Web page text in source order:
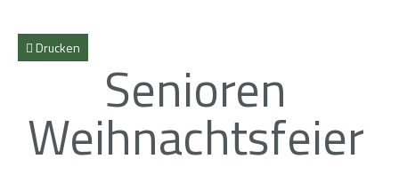
Drucken
Senioren
Weihnachtsfeier